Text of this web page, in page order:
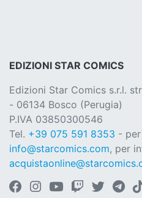
EDIZIONI STAR COMICS
Edizioni Star Comics s.r.l.
- 06134 Bosco (Perugia)
P.IVA 03850300546
Tel. +39 075 591 8353 -
info@starcomics.com, per